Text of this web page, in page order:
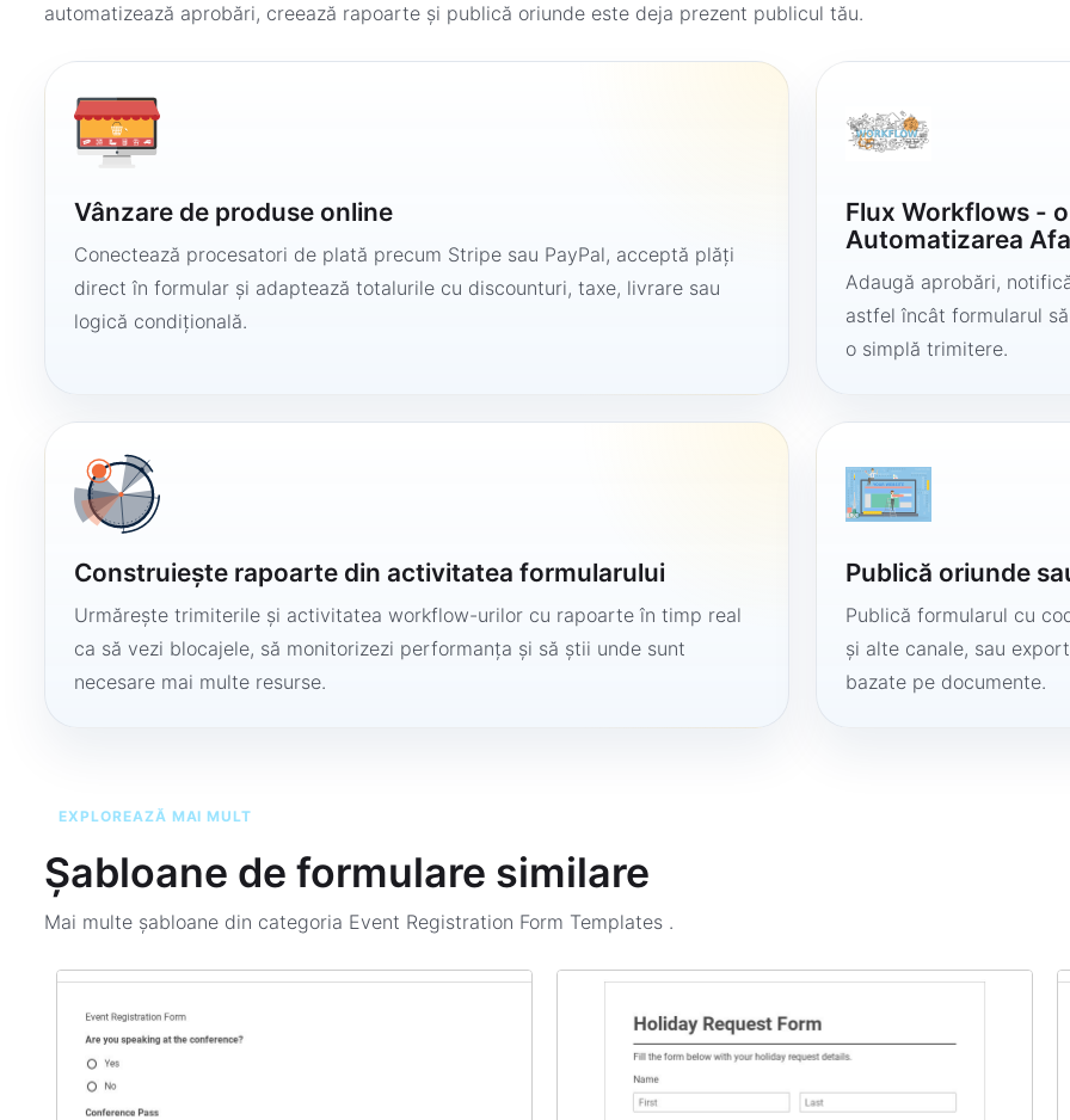
automatizează aprobări, creează rapoarte și publică oriunde este deja prezent publicul tău.
Vânzare de produse online
Conectează procesatori de plată precum Stripe sau PayPal, acceptă plăți
direct în formular și adaptează totalurile cu discounturi, taxe, livrare sau
logică condițională.
Flux Workflows -
Automatizarea
Adaugă aprobări,
astfel încât formularul
o simplă trimitere.
Construiește rapoarte din activitatea formularului
Urmărește trimiterile și activitatea workflow-urilor cu rapoarte în timp real
ca să vezi blocajele, să monitorizezi performanța și să știi unde sunt
necesare mai multe resurse.
Publică oriunde
Publică formularul cu
și alte canale, sau
bazate pe documente.
EXPLOREAZĂ MAI MULT
Șabloane de formulare similare
Mai multe șabloane din categoria Event Registration Form Templates .